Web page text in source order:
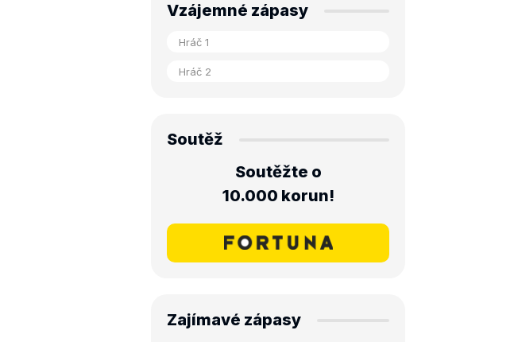
Vzájemné zápasy
Soutěž
Soutěžte o
10.000 korun!
Zajímavé zápasy